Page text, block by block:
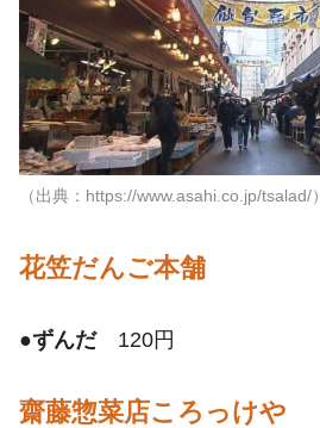
（出典：https://www.asahi.co.jp/tsalad/）
花笠だんご本舗
●ずんだ120円
齋藤惣菜店ころっけや